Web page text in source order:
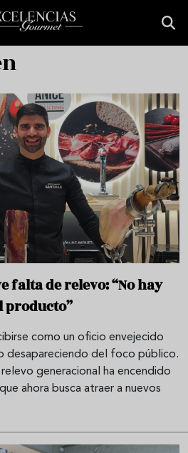
falta de relevo: “No hay
producto”
como un oficio envejecido
desapareciendo del foco público.
generacional ha encendido
ahora busca atraer a nuevos